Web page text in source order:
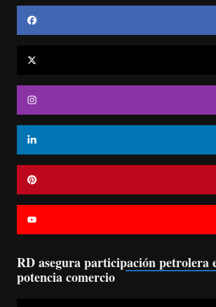
RD asegura participación petrolera
potencia comercio